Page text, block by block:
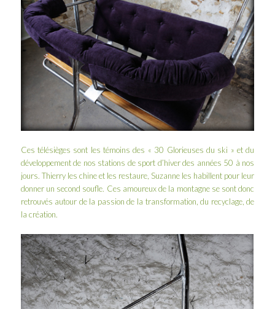
Ces télésièges sont les témoins des « 30 Glorieuses du ski » et du
développement de nos stations de sport d’hiver des années 50 à nos
jours. Thierry les chine et les restaure, Suzanne les habillent pour leur
donner un second soufle. Ces amoureux de la montagne se sont donc
retrouvés autour de la passion de la transformation, du recyclage, de
la création.